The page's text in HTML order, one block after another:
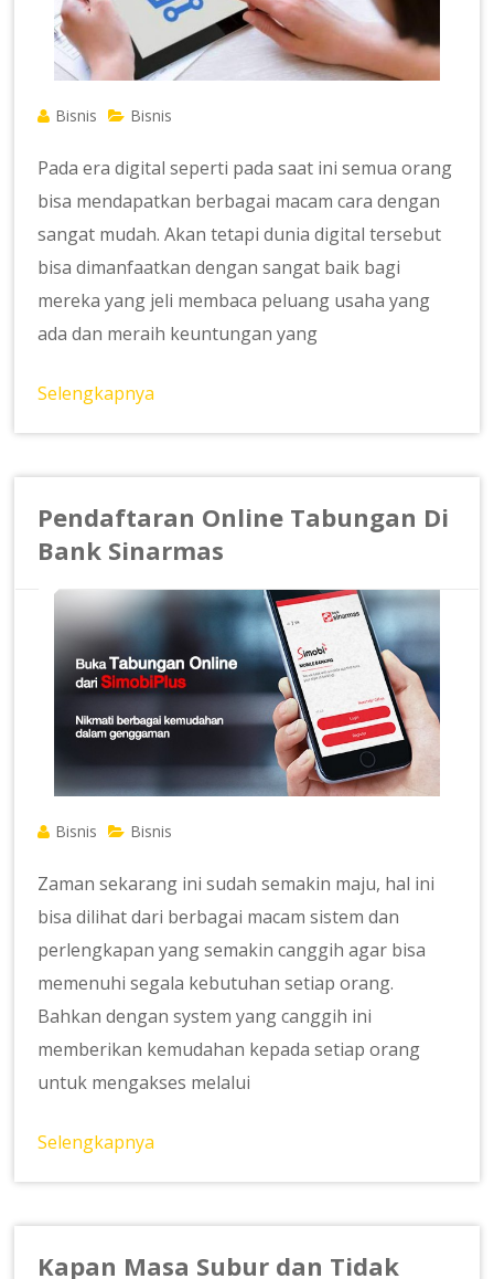
Bisnis Bisnis
Pada era digital seperti pada saat ini semua orang
bisa mendapatkan berbagai macam cara dengan
sangat mudah. Akan tetapi dunia digital tersebut
bisa dimanfaatkan dengan sangat baik bagi
mereka yang jeli membaca peluang usaha yang
ada dan meraih keuntungan yang
Selengkapnya
Pendaftaran Online Tabungan Di
Bank Sinarmas
Bisnis Bisnis
Zaman sekarang ini sudah semakin maju, hal ini
bisa dilihat dari berbagai macam sistem dan
perlengkapan yang semakin canggih agar bisa
memenuhi segala kebutuhan setiap orang.
Bahkan dengan system yang canggih ini
memberikan kemudahan kepada setiap orang
untuk mengakses melalui
Selengkapnya
Kapan Masa Subur dan Tidak